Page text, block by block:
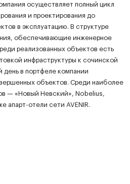
осуществляет полный цикл
и проектирования до
в эксплуатацию. В структуре
обеспечивающие инженерное
реализованных объектов есть
инфраструктуры к сочинской
в портфеле компании
объектов. Среди наиболее
— «Новый Невский», Nobelius,
апарт-отели сети AVENIR.